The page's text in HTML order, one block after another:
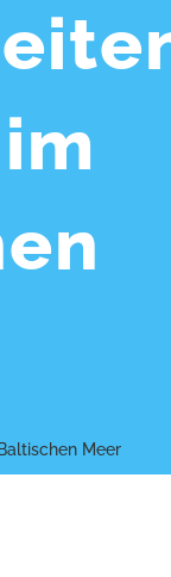
Meer